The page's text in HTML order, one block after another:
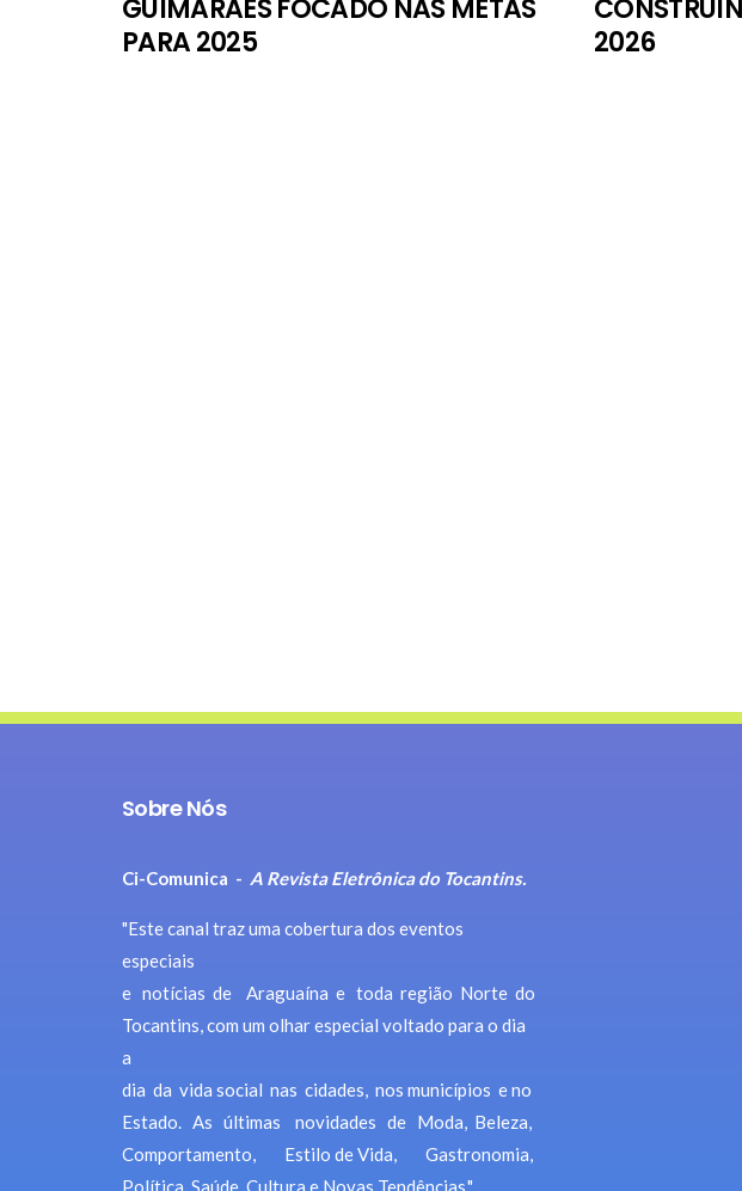
GUIMARÃES FOCADO NAS METAS
PARA 2025
2026
Sobre Nós
Ci-Comunica - A Revista Eletrônica do Tocantins.
"Este canal traz uma cobertura dos eventos
especiais
e notícias de Araguaína e toda região Norte do
Tocantins, com um olhar especial voltado para o dia
a
dia da vida social nas cidades, nos municípios e no
Estado. As últimas novidades de Moda, Beleza,
Comportamento, Estilo de Vida, Gastronomia,
Política, Saúde, Cultura e Novas Tendências."